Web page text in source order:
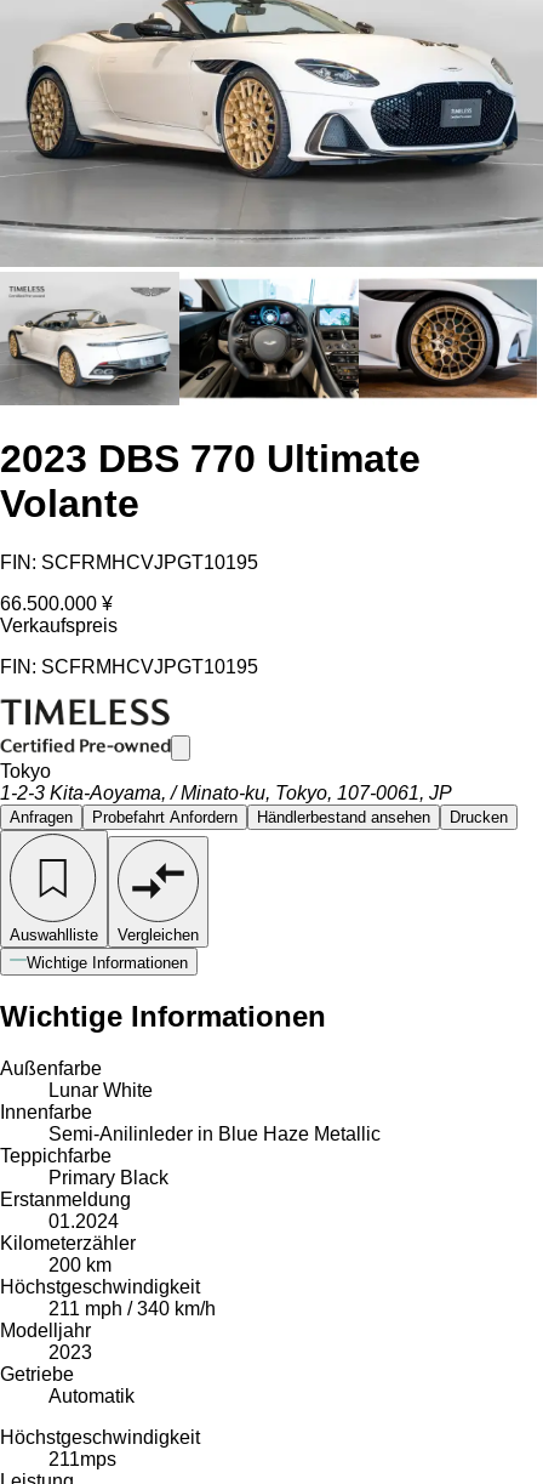
2023 DBS 770 Ultimate
Volante
FIN: SCFRMHCVJPGT10195
66.500.000 ¥
Verkaufspreis
FIN: SCFRMHCVJPGT10195
Tokyo
1-2-3 Kita-Aoyama, / Minato-ku, Tokyo, 107-0061, JP
Anfragen Probefahrt Anfordern Händlerbestand ansehen Drucken
Auswahlliste
Vergleichen
Wichtige Informationen
Wichtige Informationen
Außenfarbe
Lunar White
Innenfarbe
Semi-Anilinleder in Blue Haze Metallic
Teppichfarbe
Primary Black
Erstanmeldung
01.2024
Kilometerzähler
200 km
Höchstgeschwindigkeit
211 mph / 340 km/h
Modelljahr
2023
Getriebe
Automatik
Höchstgeschwindigkeit
211mps